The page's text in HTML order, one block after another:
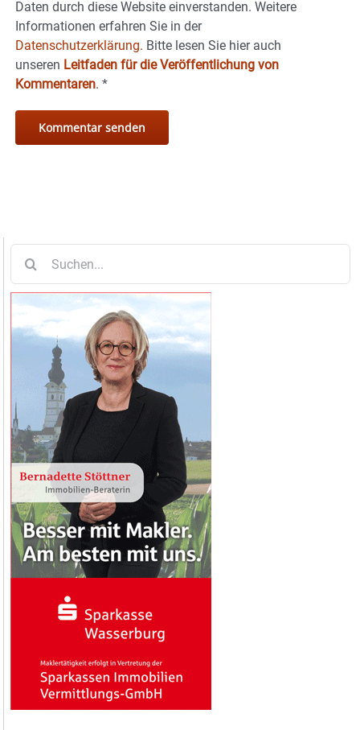
Daten durch diese Website einverstanden. Weitere
Informationen erfahren Sie in der
Datenschutzerklärung. Bitte lesen Sie hier auch
unseren Leitfaden für die Veröffentlichung von
Kommentaren. *
nach: